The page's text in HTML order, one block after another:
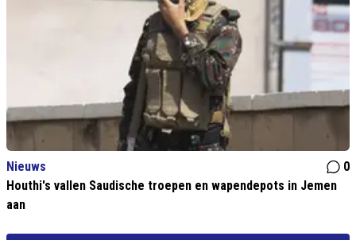
Nieuws
0
Houthi's vallen Saudische troepen en wapendepots in Jemen
aan